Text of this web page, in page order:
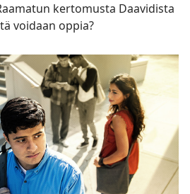
kertomusta Daavidista
voidaan oppia?